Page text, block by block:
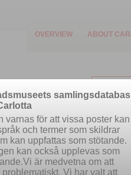
OVERVIEW ABOUT
Advanced search
samlingsdatabas
varnas för att vissa poster kan
och termer som skildrar
kan uppfattas som stötande.
kan också upplevas som
är medvetna om att
Vi har valt att